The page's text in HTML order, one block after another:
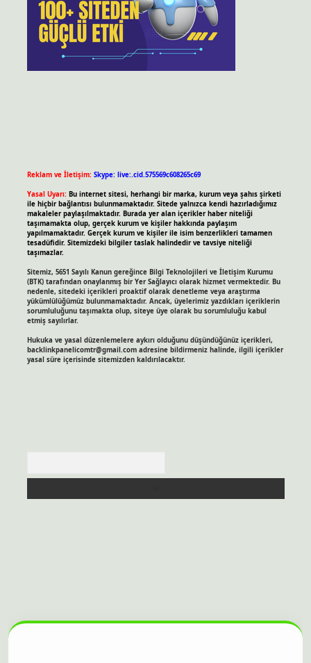
Reklam ve İletişim: Skype: live:.cid.575569c608265c69
Yasal Uyarı: Bu internet sitesi, herhangi bir marka, kurum veya şahıs şirketi
ile hiçbir bağlantısı bulunmamaktadır. Sitede yalnızca kendi hazırladığımız
makaleler paylaşılmaktadır. Burada yer alan içerikler haber niteliği
taşımamakta olup, gerçek kurum ve kişiler hakkında paylaşım
yapılmamaktadır. Gerçek kurum ve kişiler ile isim benzerlikleri tamamen
tesadüfidir. Sitemizdeki bilgiler taslak halindedir ve tavsiye niteliği
taşımazlar.
Sitemiz, 5651 Sayılı Kanun gereğince Bilgi Teknolojileri ve İletişim Kurumu
(BTK) tarafından onaylanmış bir Yer Sağlayıcı olarak hizmet vermektedir. Bu
nedenle, sitedeki içerikleri proaktif olarak denetleme veya araştırma
yükümlülüğümüz bulunmamaktadır. Ancak, üyelerimiz yazdıkları içeriklerin
sorumluluğunu taşımakta olup, siteye üye olarak bu sorumluluğu kabul
etmiş sayılırlar.
Hukuka ve yasal düzenlemelere aykırı olduğunu düşündüğünüz içerikleri,
backlinkpanelicomtr@gmail.comadresine bildirmeniz halinde, ilgili içerikler
yasal süre içerisinde sitemizden kaldırılacaktır.